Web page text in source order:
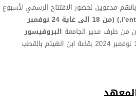
مدعوين لحضور الافتتاح الرسمي لأسبوع
)
(من 18 الى غاية 24 نوفمبر
من طرف مدير الجامعة البروفيسور
يوم الاثنين 18 نوفمبر 2024 بقاعة ابن الهيثم بالقطب